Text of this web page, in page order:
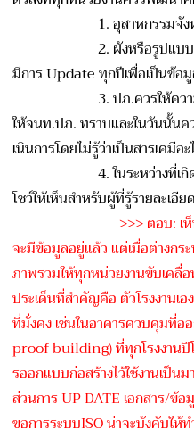
1. อุสาหกรรมจังหวั
2. ผังหรือรูปแบบกา
มีการ Update ทุกปีเพื่อเป็นข้อ
3. ปภ.ควรให้ความ
ให้จนท.ปภ. ทราบและในวันนั้น
เนินการโดยไม่รู้ว่าเป็นสารเคมีอะ
4. ในระหว่างที่เกิดทุ
โชว์ให้เห็นสำหรับผู้ที่รู้รายละเอย
>>> ตอบ: เ
จะมีข้อมูลอยู่แล้ว แต่เมื่อต่างกร
ภาพรวมให้ทุกหน่วยงานขับเคลื่
ประเด็นที่สำคัญคือ ตัวโรงงานเ
ที่มั่งคง เช่นในอาคารควบคุมที่อ
proof building) ที่ทุกโรงงานปิ
รออกแบบก่อสร้างไว้ใช้งานเป็นม
ส่วนการ UP DATE เอกสาร/ข้อ
ขอการระบบISO น่าจะบังคับให้